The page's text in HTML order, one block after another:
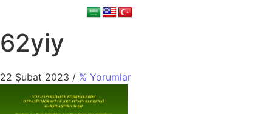
62yiy
22 Şubat 2023 / % Yorumlar